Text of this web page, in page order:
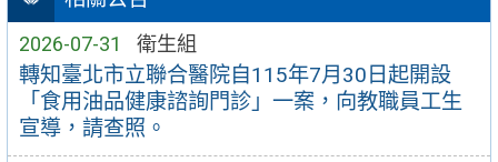
2026-07-31 衛生組
轉知臺北市立聯合醫院自115年7月30日起開設
「食用油品健康諮詢門診」一案，向教職員工生
宣導，請查照。